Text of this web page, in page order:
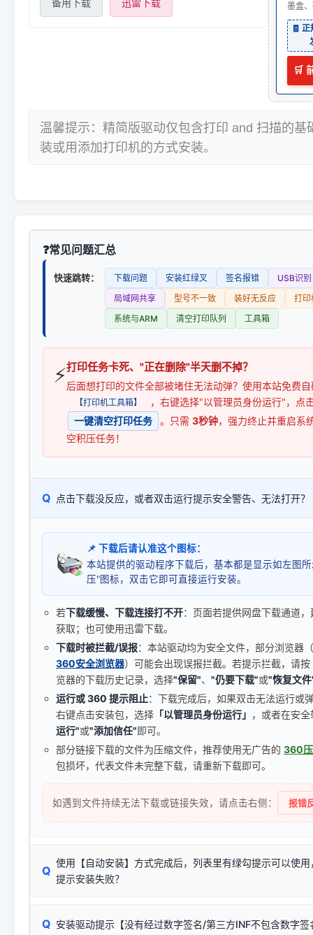
备用下载 迅雷下载
墨盒
🧾
🛒
温馨提示：精简版驱动仅包含打印 and 扫描的基
装或用添加打印机的方式安装。
常见问题汇总
快速跳转： 下载问题 安装红绿叉 签名报错
USB识别
局域网共享
型号不一致 装好无反应
打印
系统与ARM
清空打印队列 工具箱
⚡打印任务卡死、"正在删除"半天删不掉？
后面想打印的文件全部被堵住无法动弹？使用本站免费
【打印机工具箱】
，右键选择"以管理员身份运行"，点
一键清空打印任务
。只需 3秒钟，强力终止并重启系
空积压任务！
Q 点击下载没反应，或者双击运行提示安全警告、无法打开？
📌 下载后请认准这个图标：
本站提供的驱动程序下载后，基本都是显示如左图
压"图标，双击它即可直接运行安装。
若下载缓慢、下载连接打不开：页面若提供网盘下载通道
获取；也可使用迅雷下载。
下载时被拦截/误报：本站驱动均为安全文件，部分浏览器
360安全浏览器）可能会出现误报拦截。若提示拦截，请按
览器的下载历史记录，选择"保留"、 "仍要下载"或"恢复文
运行或 360 提示阻止：下载完成后，如果双击无法运行或
右键点击安装包，选择 「以管理员身份运行」 ，或者在安
运行"或"添加信任"即可。
部分链接下载的文件为压缩文件，推荐使用无广告的 360
包损坏，代表文件未完整下载，请重新下载即可。
如遇到文件持续无法下载或链接失效，请点击右侧： 报错
Q
使用【自动安装】方式完成后，列表里有绿勾提示可以使
提示安装失败？
由于本站驱动包集成了32位和64位驱动，自动安装程序在运
Q 安装驱动提示【没有经过数字签名/第三方INF不包含数字